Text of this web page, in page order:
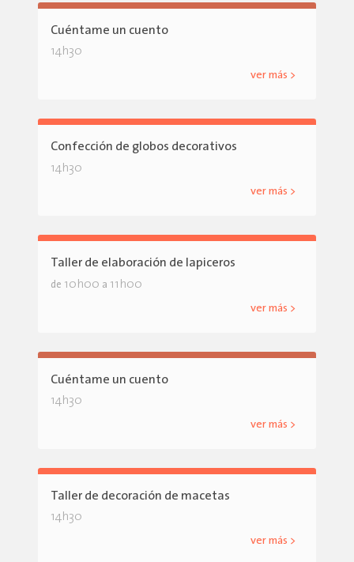
Cuéntame un cuento
14h30
ver más >
Confección de globos decorativos
14h30
ver más >
Taller de elaboración de lapiceros
de 10h00 a 11h00
ver más >
Cuéntame un cuento
14h30
ver más >
Taller de decoración de macetas
14h30
ver más >